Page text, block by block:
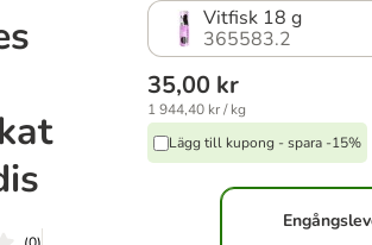
Vitfisk 18 g
365583.2
35,00 kr
1 944,40 kr / kg
Lägg till kupong - spara -15%